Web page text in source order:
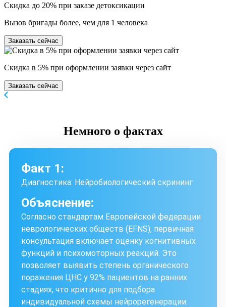
Скидка до 20% при заказе детоксикации
Вызов бригады более, чем для 1 человека
Заказать сейчас
Скидка в 5% при оформлении заявки через сайт
Заказать сейчас
Немного о фактах
Факт 1:
Диагностика: Нейробиологический скрининг
Объяснение:
Согласно стандартам Европейской федерации
неврологических обществ (EFNS), первичная
консультация включает оценку когнитивных
функций и психомоторных реакций. Это
позволяет выявить степень органического
поражения ЦНС у 92% пациентов на ранних
стадиях, что критично для подбора
индивидуальной схемы нейрорегенерации.